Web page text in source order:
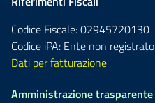
Codice Fiscale: 02945720130
Codice iPA: Ente non registrato
Dati per fatturazione
Amministrazione trasparente